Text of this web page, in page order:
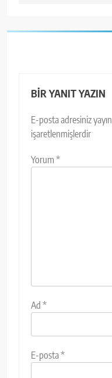
BIR YANIT YAZIN
E-posta adresiniz
işaretlenmişlerdir
Yorum *
Ad *
E-posta*